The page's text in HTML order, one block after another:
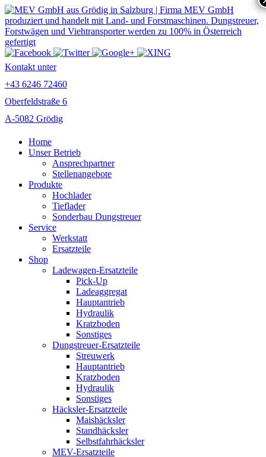
Kontakt unter
+43 6246 72460
Oberfeldstraße 6
A-5082 Grödig
Home
Unser Betrieb
Ansprechpartner
Stellenangebote
Produkte
Hochlader
Tieflader
Sonderbau Dungstreuer
Service
Werkstatt
Ersatzteile
Shop
Ladewagen-Ersatzteile
Pick-Up
Ladeaggregat
Hauptantrieb
Hydraulik
Kratzboden
Sonstiges
Dungstreuer-Ersatzteile
Streuwerk
Hauptantrieb
Kratzboden
Hydraulik
Sonstiges
Häcksler-Ersatzteile
Maishäcksler
Standhäcksler
Selbstfahrhäcksler
MEV-Ersatzteile